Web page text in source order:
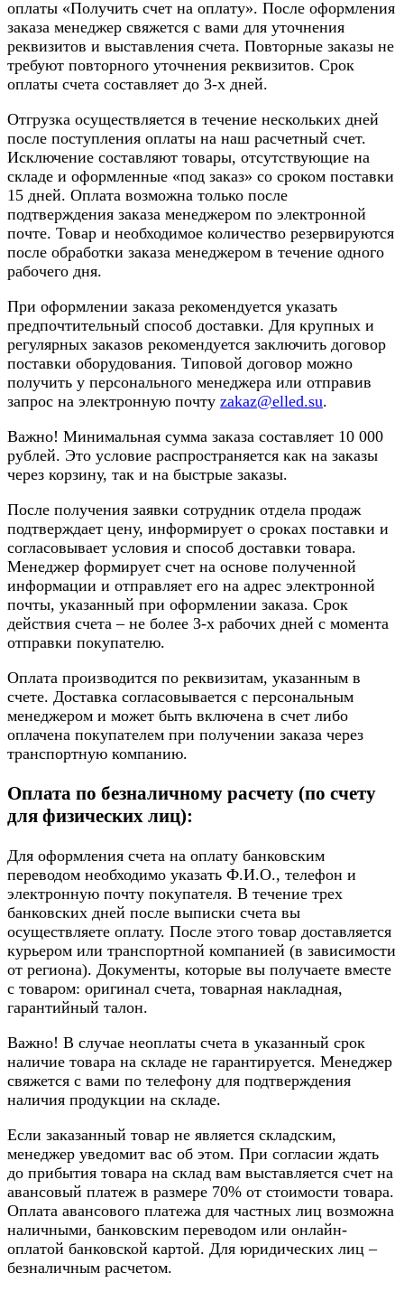
оплаты «Получить счет на оплату». После оформления
заказа менеджер свяжется с вами для уточнения
реквизитов и выставления счета. Повторные заказы не
требуют повторного уточнения реквизитов. Срок
оплаты счета составляет до 3-х дней.
Отгрузка осуществляется в течение нескольких дней
после поступления оплаты на наш расчетный счет.
Исключение составляют товары, отсутствующие на
складе и оформленные «под заказ» со сроком поставки
15 дней. Оплата возможна только после
подтверждения заказа менеджером по электронной
почте. Товар и необходимое количество резервируются
после обработки заказа менеджером в течение одного
рабочего дня.
При оформлении заказа рекомендуется указать
предпочтительный способ доставки. Для крупных и
регулярных заказов рекомендуется заключить договор
поставки оборудования. Типовой договор можно
получить у персонального менеджера или отправив
запрос на электронную почту zakaz@elled.su.
Важно! Минимальная сумма заказа составляет 10 000
рублей. Это условие распространяется как на заказы
через корзину, так и на быстрые заказы.
После получения заявки сотрудник отдела продаж
подтверждает цену, информирует о сроках поставки и
согласовывает условия и способ доставки товара.
Менеджер формирует счет на основе полученной
информации и отправляет его на адрес электронной
почты, указанный при оформлении заказа. Срок
действия счета – не более 3-х рабочих дней с момента
отправки покупателю.
Оплата производится по реквизитам, указанным в
счете. Доставка согласовывается с персональным
менеджером и может быть включена в счет либо
оплачена покупателем при получении заказа через
транспортную компанию.
Оплата по безналичному расчету (по счету
для физических лиц):
Для оформления счета на оплату банковским
переводом необходимо указать Ф.И.О., телефон и
электронную почту покупателя. В течение трех
банковских дней после выписки счета вы
осуществляете оплату. После этого товар доставляется
курьером или транспортной компанией (в зависимости
от региона). Документы, которые вы получаете вместе
с товаром: оригинал счета, товарная накладная,
гарантийный талон.
Важно! В случае неоплаты счета в указанный срок
наличие товара на складе не гарантируется. Менеджер
свяжется с вами по телефону для подтверждения
наличия продукции на складе.
Если заказанный товар не является складским,
менеджер уведомит вас об этом. При согласии ждать
до прибытия товара на склад вам выставляется счет на
авансовый платеж в размере 70% от стоимости товара.
Оплата авансового платежа для частных лиц возможна
наличными, банковским переводом или онлайн-
оплатой банковской картой. Для юридических лиц –
безналичным расчетом.